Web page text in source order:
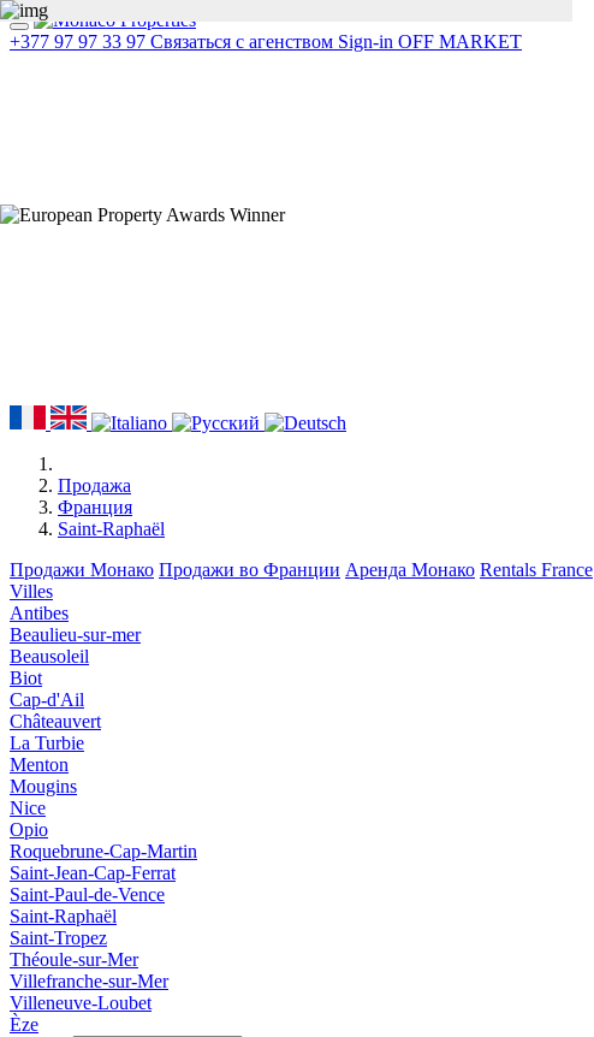
+377 97 97 33 97 Связаться с агенством Sign-in OFF MARKET
Продажа
Франция
Saint-Raphaël
Продажи Монако Продажи во Франции Аренда Монако Rentals France
Villes
Antibes
Beaulieu-sur-mer
Beausoleil
Biot
Cap-d'Ail
Châteauvert
La Turbie
Menton
Mougins
Nice
Opio
Roquebrune-Cap-Martin
Saint-Jean-Cap-Ferrat
Saint-Paul-de-Vence
Saint-Raphaël
Saint-Tropez
Théoule-sur-Mer
Villefranche-sur-Mer
Villeneuve-Loubet
Èze